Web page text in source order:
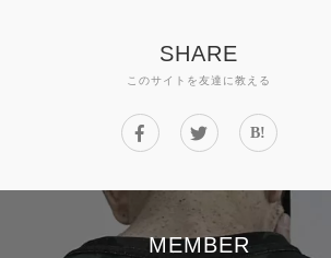
SHARE
このサイトを友達に教える
B!
MEMBER